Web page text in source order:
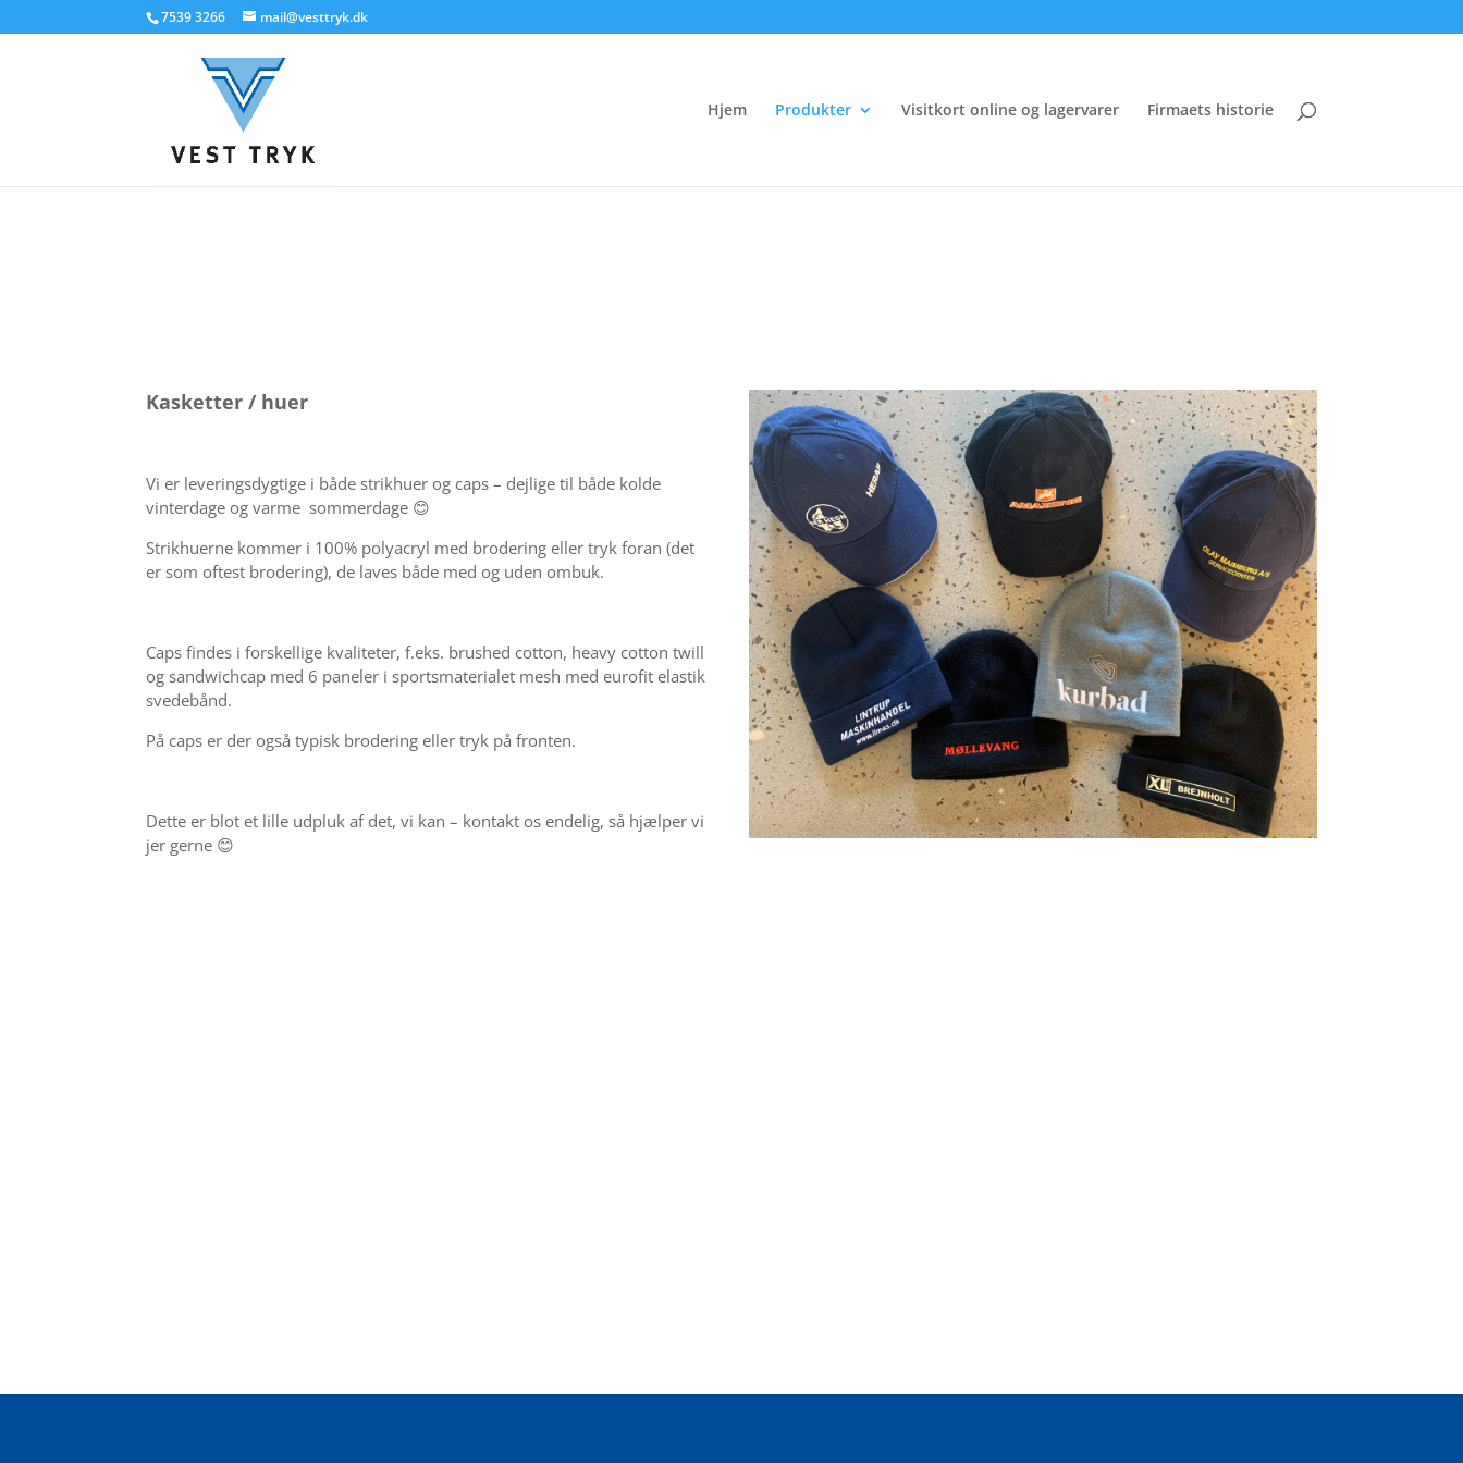
7539 3266 mail@vesttryk.dk
Hjem Produkter Visitkort online og lagervarer Firmaets historie
Kasketter / huer
Vi er leveringsdygtige i både strikhuer og caps – dejlige til både kolde
vinterdage og varme sommerdage 😊
Strikhuerne kommer i 100% polyacryl med brodering eller tryk foran (det
er som oftest brodering), de laves både med og uden ombuk.
Caps findes i forskellige kvaliteter, f.eks. brushed cotton, heavy cotton twill
og sandwichcap med 6 paneler i sportsmaterialet mesh med eurofit elastik
svedebånd.
På caps er der også typisk brodering eller tryk på fronten.
Dette er blot et lille udpluk af det, vi kan – kontakt os endelig, så hjælper vi
jer gerne 😊